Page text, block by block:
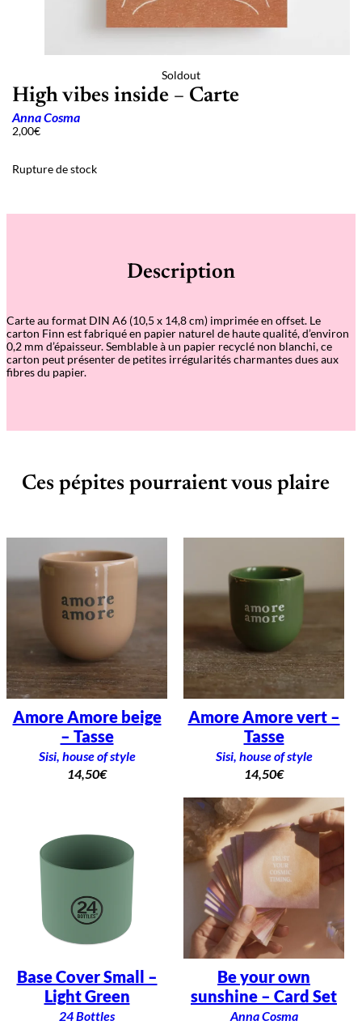
Soldout
High vibes inside – Carte
Anna Cosma
2,00€
Rupture de stock
Description
Carte au format DIN A6 (10,5 x 14,8 cm) imprimée en offset. Le
carton Finn est fabriqué en papier naturel de haute qualité, d’environ
0,2 mm d’épaisseur. Semblable à un papier recyclé non blanchi, ce
carton peut présenter de petites irrégularités charmantes dues aux
fibres du papier.
Ces pépites pourraient vous plaire
Amore Amore beige
– Tasse
Sisi, house of style
14,50€
Amore Amore vert –
Tasse
Sisi, house of style
14,50€
Base Cover Small –
Light Green
24 Bottles
Be your own
sunshine – Card Set
Anna Cosma